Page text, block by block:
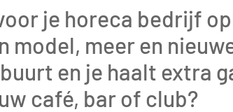
je horeca bedrijf
model, meer en
en je haalt extra
café, bar of club?